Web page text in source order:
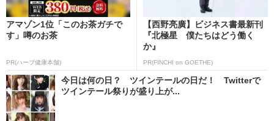
アマゾン1位「このお茶ガチで
す」噂のお茶
PR(ハーブ健康本舗)
【西野亮廣】ビジネス書最新刊
『北極星 僕たちはどう働く
か』
PR(FINCHI on GOETHE)
今日は何の日？ ツインテールの日だ！ Twitterで
ツインテール祭りが盛り上が...